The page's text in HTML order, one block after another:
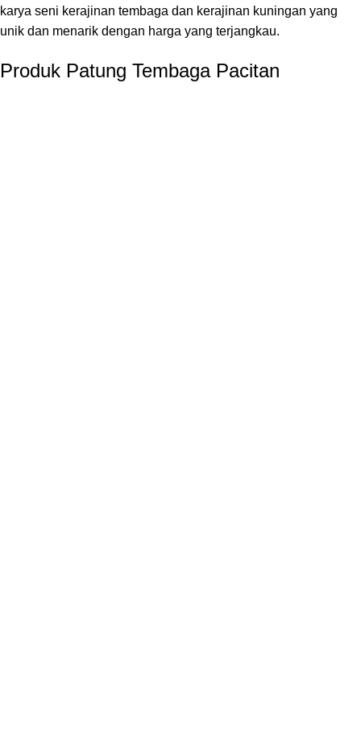
karya seni kerajinan tembaga dan kerajinan kuningan yang
unik dan menarik dengan harga yang terjangkau.
Produk Patung Tembaga Pacitan